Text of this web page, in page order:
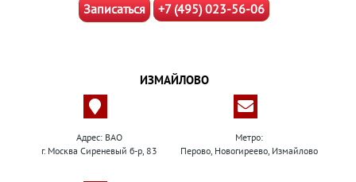
Записаться +7 (495) 023-56-06
ИЗМАЙЛОВО
Адрес: ВАО
г. Москва Сиреневый б-р, 83
Метро:
Перово, Новогиреево, Измайлово